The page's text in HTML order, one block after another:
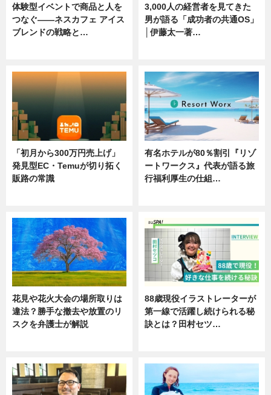
体験型イベントで商品と人を
つなぐ――ネスカフェ アイス
ブレンドの戦略と…
3,000人の経営者を見てきた
男が語る「成功者の共通OS」
│伊藤太一著…
「初月から300万円売上げ」
発見型EC・Temuが切り拓く
販路の常識
有名ホテルが80％割引『リゾ
ートワークス』代表が語る旅
行福利厚生の仕組…
花見や花火大会の場所取りは
違法？勝手な撤去や放置のリ
スクを弁護士が解説
88歳現役イラストレーターが
第一線で活躍し続けられる秘
訣とは？田村セツ…